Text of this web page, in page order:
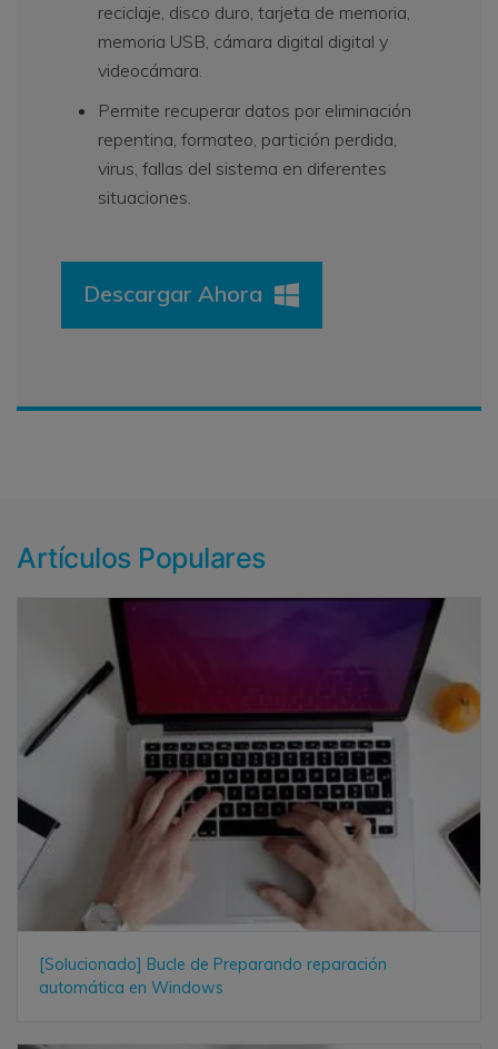
reciclaje, disco duro, tarjeta de memoria,
memoria USB, cámara digital digital y
videocámara.
Permite recuperar datos por eliminación
repentina, formateo, partición perdida,
virus, fallas del sistema en diferentes
situaciones.
Descargar Ahora
Artículos Populares
[Solucionado] Bucle de Preparando reparación
automática en Windows